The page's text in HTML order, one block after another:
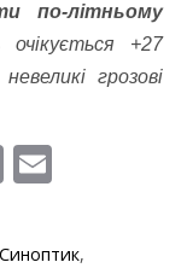
по-літньому
+27
грозові
Pr
t ai
Синоптик,